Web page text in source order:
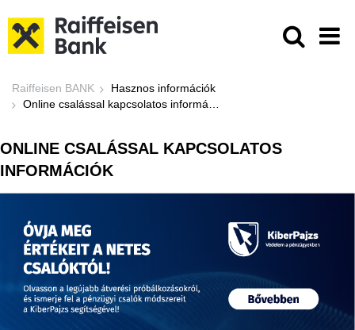
Online csalással kapcsolatos
Raiffeisen BANK
Hasznos információk
ONLINE CSALÁSSAL KAPCSOLATOS
INFORMÁCIÓK